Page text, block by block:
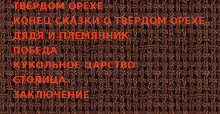
ТВЁРДОМ ОРЕХЕ
КОНЕЦ СКАЗКИ О ТВЁРДОМ ОРЕХЕ
ДЯДЯ И ПЛЕМЯННИК
ПОБЕДА
КУКОЛЬНОЕ ЦАРСТВО
СТОЛИЦА
ЗАКЛЮЧЕНИЕ